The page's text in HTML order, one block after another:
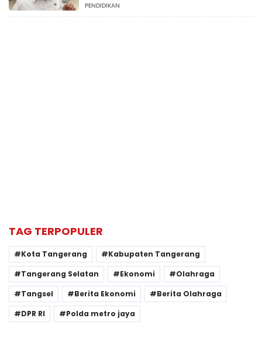
PENDIDIKAN
TAG TERPOPULER
Kota Tangerang
Kabupaten Tangerang
Tangerang Selatan
Ekonomi
Olahraga
Tangsel
Berita Ekonomi
Berita Olahraga
DPR RI
Polda metro jaya